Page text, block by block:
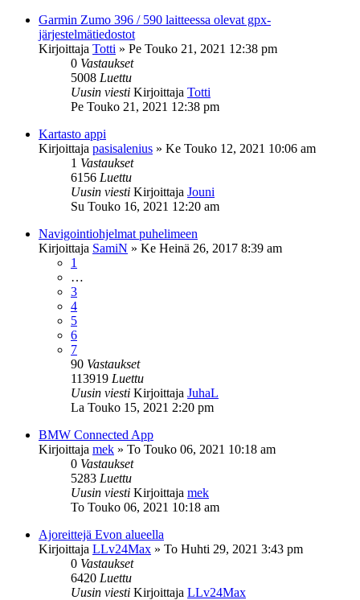
Garmin Zumo 396 / 590 laitteessa olevat gpx-
järjestelmätiedostot
Kirjoittaja Totti » Pe Touko 21, 2021 12:38 pm
0 Vastaukset
5008 Luettu
Uusin viesti Kirjoittaja Totti
Pe Touko 21, 2021 12:38 pm
Kartasto appi
Kirjoittaja pasisalenius » Ke Touko 12, 2021 10:06 am
1 Vastaukset
6156 Luettu
Uusin viesti Kirjoittaja Jouni
Su Touko 16, 2021 12:20 am
Navigointiohjelmat puhelimeen
Kirjoittaja SamiN » Ke Heinä 26, 2017 8:39 am
1
…
3
4
5
6
7
90 Vastaukset
113919 Luettu
Uusin viesti Kirjoittaja JuhaL
La Touko 15, 2021 2:20 pm
BMW Connected App
Kirjoittaja mek » To Touko 06, 2021 10:18 am
0 Vastaukset
5283 Luettu
Uusin viesti Kirjoittaja mek
To Touko 06, 2021 10:18 am
Ajoreittejä Evon alueella
Kirjoittaja LLv24Max » To Huhti 29, 2021 3:43 pm
0 Vastaukset
6420 Luettu
Uusin viesti Kirjoittaja LLv24Max